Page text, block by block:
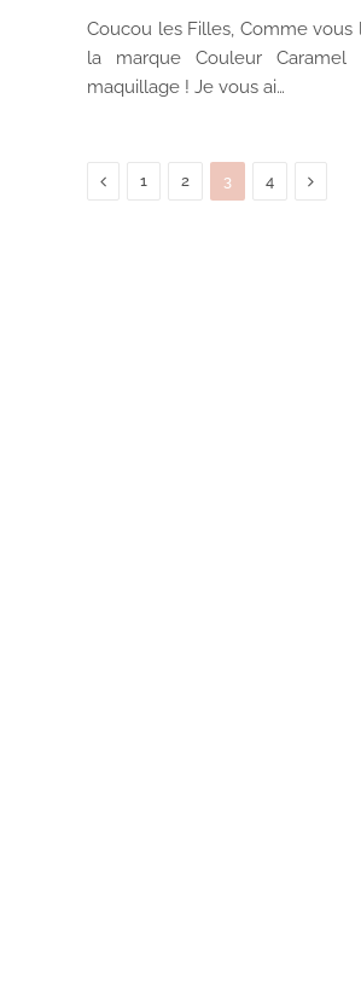
Coucou les Filles, Comme vous
la marque Couleur
maquillage ! Je vous ai…
Previous
1 2 3 4 Next